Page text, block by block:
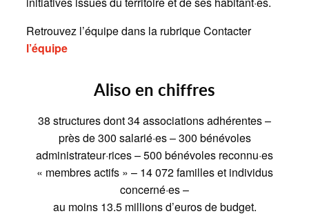
Retrouvez l’équipe dans la rubrique Contacter
l’équipe
Aliso en chiffres
38 structures dont 34 associations adhérentes –
près de 300 salarié·es – 300 bénévoles
administrateur·rices – 500 bénévoles reconnu·es
« membres actifs » – 14 072 familles et individus
concerné·es –
au moins 13.5 millions d’euros de budget.